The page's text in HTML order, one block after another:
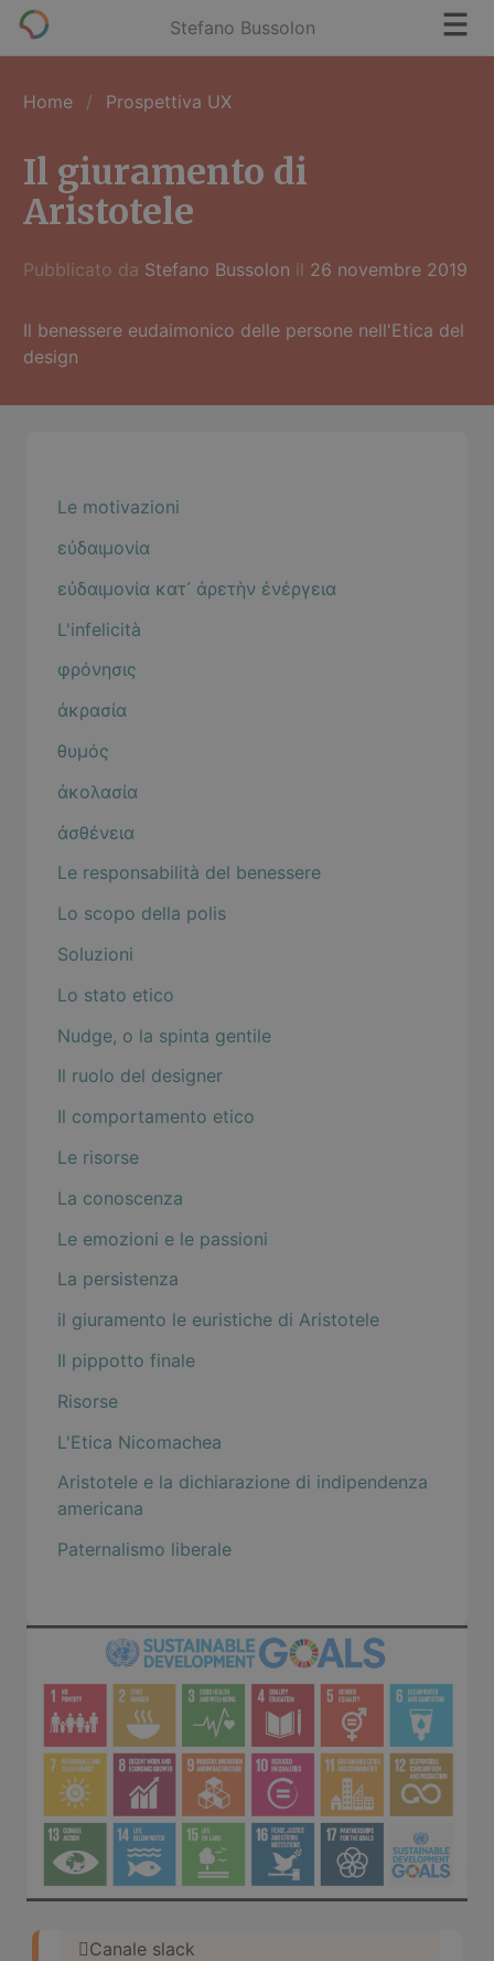
Stefano Bussolon
Home Prospettiva UX
Il giuramento di
Aristotele
Pubblicato da Stefano Bussolon il 26 novembre 2019
Il benessere eudaimonico delle persone nell'Etica del
design
Le motivazioni
εὐδαιμονία
εὐδαιμονία κατ᾽ ἀρετὴν ἐνέργεια
L'infelicità
φρόνησις
ἀκρασία
θυμός
ἀκολασία
ἀσθένεια
Le responsabilità del benessere
Lo scopo della polis
Soluzioni
Lo stato etico
Nudge, o la spinta gentile
Il ruolo del designer
Il comportamento etico
Le risorse
La conoscenza
Le emozioni e le passioni
La persistenza
il giuramento le euristiche di Aristotele
Il pippotto finale
Risorse
L'Etica Nicomachea
Aristotele e la dichiarazione di indipendenza
americana
Paternalismo liberale
Canale slack